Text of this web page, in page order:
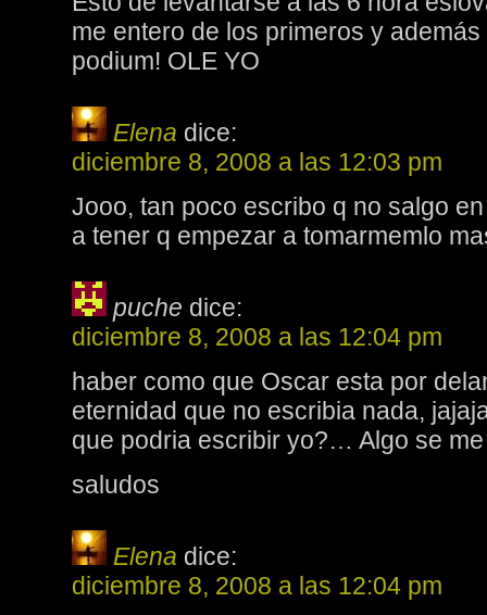
me entero de los primeros y
podium! OLE YO
Elena dice:
diciembre 8, 2008 a las 12:03 pm
Jooo, tan poco escribo q no salgo
a tener q empezar a tomarmemlo
puche dice:
diciembre 8, 2008 a las 12:04 pm
haber como que Oscar esta por
eternidad que no escribia nada,
que podria escribir yo?… Algo se
saludos
Elena dice:
diciembre 8, 2008 a las 12:04 pm